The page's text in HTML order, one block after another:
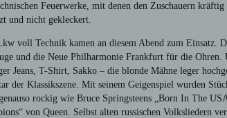
Feuerwerke, mit denen den Zuschauern
und nicht gekleckert.
voll Technik kamen an diesem Abend zum Einsatz.
und die Neue Philharmonie Frankfurt für die
Jeans, T-Shirt, Sakko – die blonde Mähne leger
der Klassikszene. Mit seinem Geigenspiel wurden
rockig wie Bruce Springsteens „Born In The
von Queen. Selbst alten russischen Volksliedern